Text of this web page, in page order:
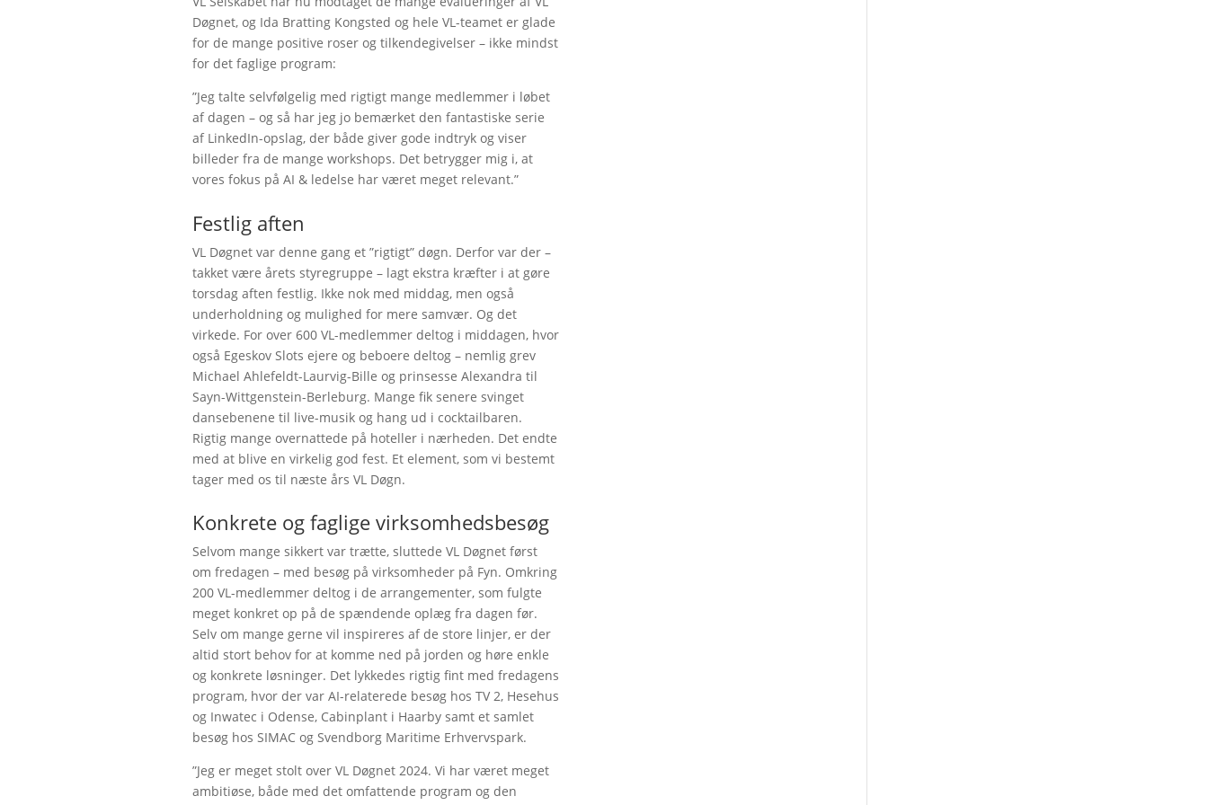
Døgnet, og Ida Bratting Kongsted og hele VL-teamet er glade
for de mange positive roser og tilkendegivelser – ikke mindst
for det faglige program:
”Jeg talte selvfølgelig med rigtigt mange medlemmer i løbet
af dagen – og så har jeg jo bemærket den fantastiske serie
af LinkedIn-opslag, der både giver gode indtryk og viser
billeder fra de mange workshops. Det betrygger mig i, at
vores fokus på AI & ledelse har været meget relevant.”
Festlig aften
VL Døgnet var denne gang et ”rigtigt” døgn. Derfor var der –
takket være årets styregruppe – lagt ekstra kræfter i at gøre
torsdag aften festlig. Ikke nok med middag, men også
underholdning og mulighed for mere samvær. Og det
virkede. For over 600 VL-medlemmer deltog i middagen, hvor
også Egeskov Slots ejere og beboere deltog – nemlig grev
Michael Ahlefeldt-Laurvig-Bille og prinsesse Alexandra til
Sayn-Wittgenstein-Berleburg. Mange fik senere svinget
dansebenene til live-musik og hang ud i cocktailbaren.
Rigtig mange overnattede på hoteller i nærheden. Det endte
med at blive en virkelig god fest. Et element, som vi bestemt
tager med os til næste års VL Døgn.
Konkrete og faglige virksomhedsbesøg
Selvom mange sikkert var trætte, sluttede VL Døgnet først
om fredagen – med besøg på virksomheder på Fyn. Omkring
200 VL-medlemmer deltog i de arrangementer, som fulgte
meget konkret op på de spændende oplæg fra dagen før.
Selv om mange gerne vil inspireres af de store linjer, er der
altid stort behov for at komme ned på jorden og høre enkle
og konkrete løsninger. Det lykkedes rigtig fint med fredagens
program, hvor der var AI-relaterede besøg hos TV 2, Hesehus
og Inwatec i Odense, Cabinplant i Haarby samt et samlet
besøg hos SIMAC og Svendborg Maritime Erhvervspark.
”Jeg er meget stolt over VL Døgnet 2024. Vi har været meget
ambitiøse, både med det omfattende program og den